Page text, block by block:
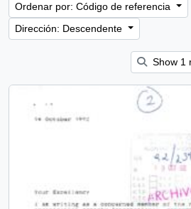
Ordenar por: Código de referencia
Dirección: Descendente
Show 1